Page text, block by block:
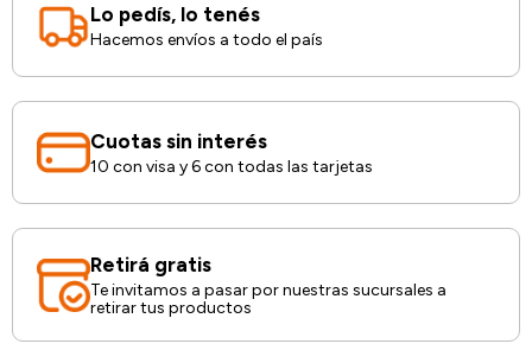
Lo pedís, lo tenés
Hacemos envíos a todo el país
Cuotas sin interés
10 con visa y 6 con todas las tarjetas
Retirá gratis
Te invitamos a pasar por nuestras sucursales a
retirar tus productos